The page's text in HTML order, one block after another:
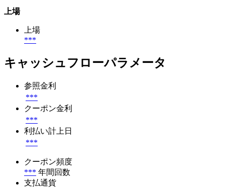
上場
上場
***
キャッシュフローパラメータ
参照金利
***
クーポン金利
***
利払い計上日
***
クーポン頻度
*** 年間回数
支払通貨